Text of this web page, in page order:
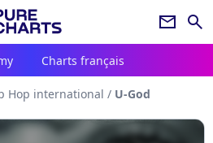
newsletter search
Charts français
Hop international / U-God